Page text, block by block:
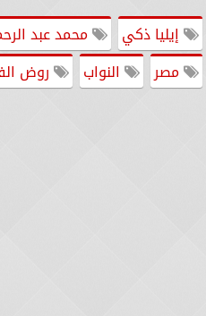
إيليا ذكي
محمد عبد
مصر
النواب روض